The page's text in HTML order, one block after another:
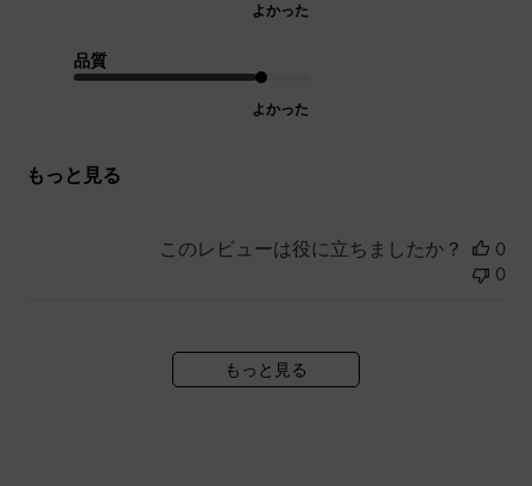
よかった
品質
よかった
もっと見る
このレビューは役に立ちましたか？
0
0
もっと見る